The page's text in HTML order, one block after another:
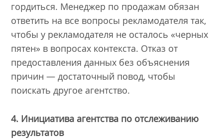
гордиться. Менеджер по продажам обязан
ответить на все вопросы рекламодателя так,
чтобы у рекламодателя не осталось «черных
пятен» в вопросах контекста. Отказ от
предоставления данных без объяснения
причин — достаточный повод, чтобы
поискать другое агентство.
4. Инициатива агентства по отслеживанию
результатов